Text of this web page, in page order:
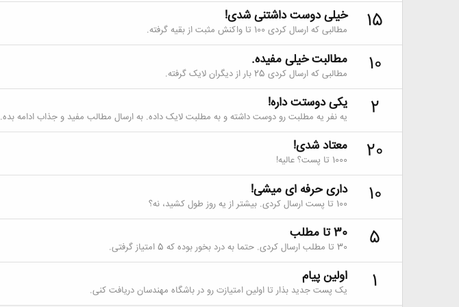
15 خیلی دوست داشتنی شدی!
مطالبی که ارسال کردی 100 تا واکنش مثبت از بقیه گرفته.
10 مطالبت خیلی مفیده.
مطالبی که ارسال کردی 25 بار از دیگران لایک گرفته.
2 یکی دوستت داره!
یه نفر یه مطلبت رو دوست داشته و به مطلبت لایک داده. به ارسال مطالب مفید و جذاب ادامه بده.
20 معتاد شدی!
1000 تا پست؟ عالیه!
10 داری حرفه ای میشی!
100 تا پست ارسال کردی. بیشتر از یه روز طول کشید، نه؟
5 30 تا مطلب
30 تا مطلب ارسال کردی. حتما به درد بخور بوده که 5 امتیاز گرفتی.
1 اولین پیام
یک پست جدید بذار تا اولین امتیازت رو در باشگاه مهندسان دریافت کنی.